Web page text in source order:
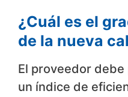
¿Cuál es el
de la nueva
El proveedor
un índice de